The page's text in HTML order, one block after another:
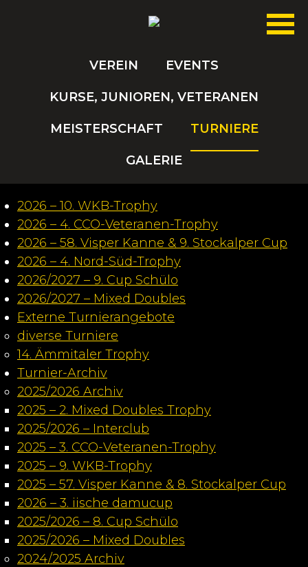
VEREIN EVENTS
KURSE, JUNIOREN, VETERANEN
MEISTERSCHAFT TURNIERE
GALERIE
2026 – 10. WKB-Trophy
2026 – 4. CCO-Veteranen-Trophy
2026 – 58. Visper Kanne & 9. Stockalper Cup
2026 – 4. Nord-Süd-Trophy
2026/2027 – 9. Cup Schülo
2026/2027 – Mixed Doubles
Externe Turnierangebote
diverse Turniere
14. Ämmitaler Trophy
Turnier-Archiv
2025/2026 Archiv
2025 – 2. Mixed Doubles Trophy
2025/2026 – Interclub
2025 – 3. CCO-Veteranen-Trophy
2025 – 9. WKB-Trophy
2025 – 57. Visper Kanne & 8. Stockalper Cup
2026 – 3. iische damucup
2025/2026 – 8. Cup Schülo
2025/2026 – Mixed Doubles
2024/2025 Archiv